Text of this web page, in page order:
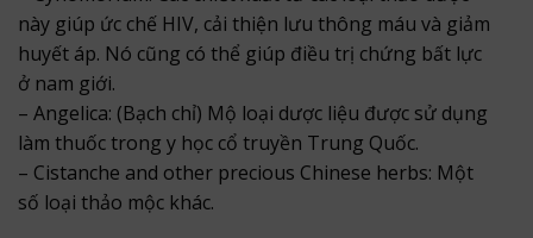
này giúp ức chế HIV, cải thiện lưu thông máu và giảm
huyết áp. Nó cũng có thể giúp điều trị chứng bất lực
ở nam giới.
– Angelica: (Bạch chỉ) Mộ loại dược liệu được sử dụng
làm thuốc trong y học cổ truyền Trung Quốc.
– Cistanche and other precious Chinese herbs: Một
số loại thảo mộc khác.